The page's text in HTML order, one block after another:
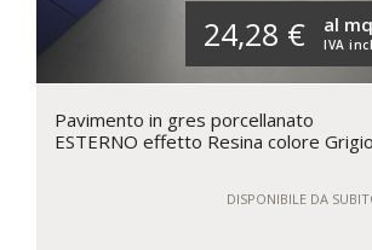
24,28 € IVA
al mq
Pavimento in gres porcellanato
ESTERNO effetto Resina colore Grigio
DISPONIBILE DA